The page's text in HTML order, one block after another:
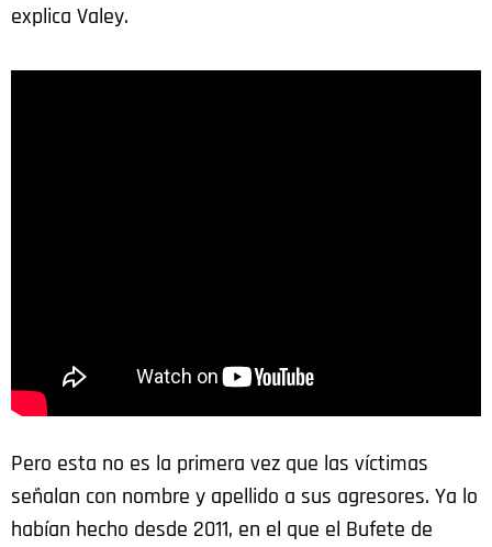
explica Valey.
Pero esta no es la primera vez que las víctimas
señalan con nombre y apellido a sus agresores. Ya lo
habían hecho desde 2011, en el que el Bufete de